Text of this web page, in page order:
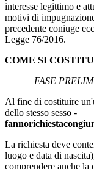
interesse legittimo e
motivi di
precedente coniuge
Legge 76/2016.
COME SI
FASE
Al fine di costituire
dello stesso sesso -
fannorichiesta
La richiesta deve
luogo e data di
comprendere anche la